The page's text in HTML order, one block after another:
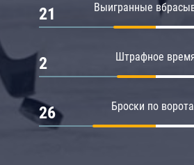
Выигранные
21
Штрафное
2
Броски по
26